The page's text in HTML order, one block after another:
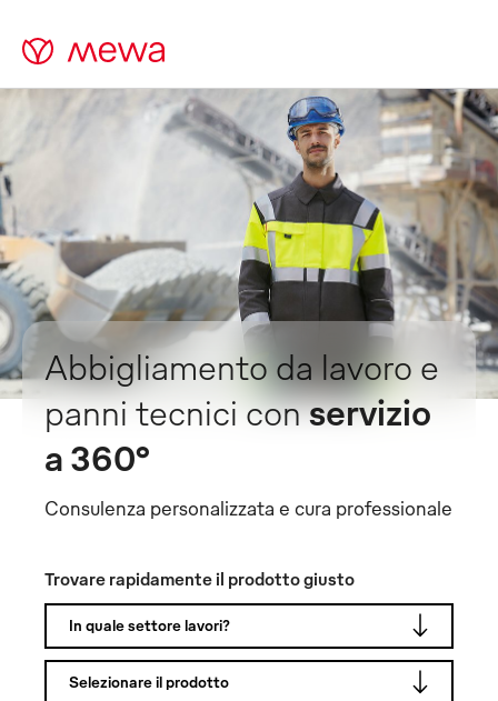
Cosa stai cercando?
Abbigliamento
Panni tecnici e materiali
per la pulizia
Abbigliamento da lavoro e
panni tecnici conservizio
a 360°
Consulenza personalizzata e cura professionale
Trovare rapidamente il prodotto giusto
In quale settore lavori?
Selezionare il prodotto